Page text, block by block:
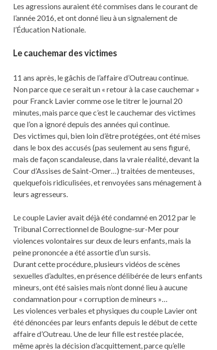
Les agressions auraient été commises dans le courant de
l’année 2016, et ont donné lieu à un signalement de
l’Éducation Nationale.
Le cauchemar des victimes
11 ans après, le gâchis de l’affaire d’Outreau continue.
Non parce que ce serait un « retour à la case cauchemar »
pour Franck Lavier comme ose le titrer le journal 20
minutes, mais parce que c’est le cauchemar des victimes
que l’on a ignoré depuis des années qui continue.
Des victimes qui, bien loin d’être protégées, ont été mises
dans le box des accusés (pas seulement au sens figuré,
mais de façon scandaleuse, dans la vraie réalité, devant la
Cour d’Assises de Saint-Omer…) traitées de menteuses,
quelquefois ridiculisées, et renvoyées sans ménagement à
leurs agresseurs.
Le couple Lavier avait déjà été condamné en 2012 par le
Tribunal Correctionnel de Boulogne-sur-Mer pour
violences volontaires sur deux de leurs enfants, mais la
peine prononcée a été assortie d’un sursis.
Durant cette procédure, plusieurs vidéos de scènes
sexuelles d’adultes, en présence délibérée de leurs enfants
mineurs, ont été saisies mais n’ont donné lieu à aucune
condamnation pour « corruption de mineurs »…
Les violences verbales et physiques du couple Lavier ont
été dénoncées par leurs enfants depuis le début de cette
affaire d’Outreau. Une de leur fille est restée placée,
même après la décision d’acquittement, parce qu’elle